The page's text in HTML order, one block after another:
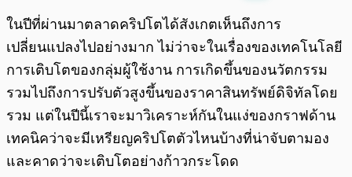
พร้อมเล่น
ในปีที่ผ่านมาตลาดคริปโตได้สังเกตเห็นถึงการ
เปลี่ยนแปลงไปอย่างมาก ไม่ว่าจะในเรื่องของเทคโนโลยี
การเติบโตของกลุ่มผู้ใช้งาน การเกิดขึ้นของนวัตกรรม
รวมไปถึงการปรับตัวสูงขึ้นของราคาสินทรัพย์ดิจิทัลโดย
รวม แต่ในปีนี้เราจะมาวิเคราะห์กันในแง่ของกราฟด้าน
เทคนิคว่าจะมีเหรียญคริปโตตัวไหนบ้างที่น่าจับตามอง
และคาดว่าจะเติบโตอย่างก้าวกระโดด